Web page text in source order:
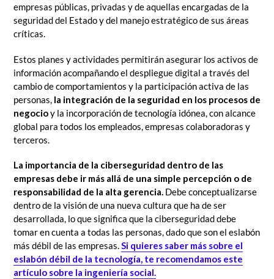
empresas públicas, privadas y de aquellas encargadas de la
seguridad del Estado y del manejo estratégico de sus áreas
críticas.
Estos planes y actividades permitirán asegurar los activos de
información acompañando el despliegue digital a través del
cambio de comportamientos y la participación activa de las
personas, la integración de la seguridad en los procesos de
negocioy la incorporación de tecnología idónea, con alcance
global para todos los empleados, empresas colaboradoras y
terceros.
La importancia de la ciberseguridad dentro de las
empresas debe ir más allá de una simple percepción o de
responsabilidad de la alta gerencia. Debe conceptualizarse
dentro de la visión de una nueva cultura que ha de ser
desarrollada, lo que significa que la ciberseguridad debe
tomar en cuenta a todas las personas, dado que son el eslabón
más débil de las empresas.Si quieres saber más sobre el
eslabón débil de la tecnología, te recomendamos este
artículo sobre la ingeniería social.